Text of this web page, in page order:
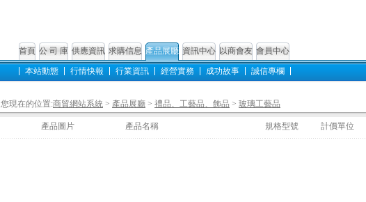
首頁 公 司 庫 供應資訊 求購信息 產品展廳 資訊中心 以商會友 會員中心
本站動態 行情快報 行業資訊 經營實務 成功故事 誠信專欄
您現在的位置:商貿網站系統 > 產品展廳 > 禮品、工藝品、飾品 > 玻璃工藝品
產品圖片 產品名稱 規格型號 計價單位